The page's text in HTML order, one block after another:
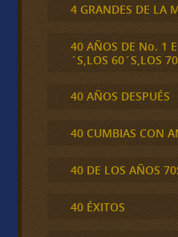
4 GRANDES DE LA
40 AÑOS DE No. 1
´S,LOS 60´S,LOS
40 AÑOS DESPUÉS
40 CUMBIAS CON
40 DE LOS AÑOS
40 ÉXITOS